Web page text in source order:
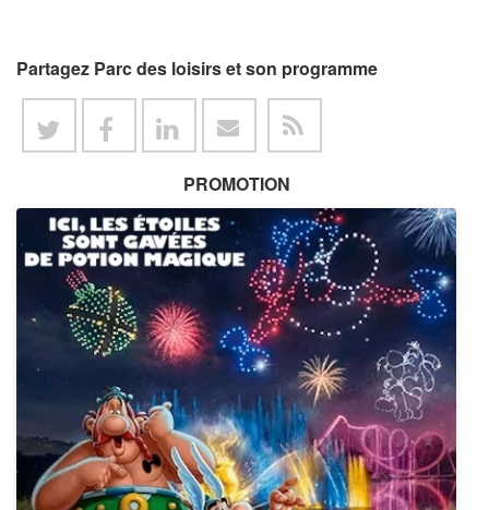
Partagez Parc des loisirs et son programme
PROMOTION